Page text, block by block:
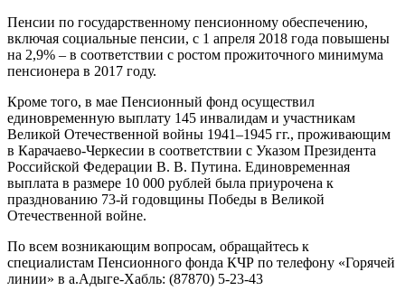
Пенсии по государственному пенсионному обеспечению,
включая социальные пенсии, с 1 апреля 2018 года повышены
на 2,9% – в соответствии с ростом прожиточного минимума
пенсионера в 2017 году.
Кроме того, в мае Пенсионный фонд осуществил
единовременную выплату 145 инвалидам и участникам
Великой Отечественной войны 1941–1945 гг., проживающим
в Карачаево-Черкесии в соответствии с Указом Президента
Российской Федерации В. В. Путина. Единовременная
выплата в размере 10 000 рублей была приурочена к
празднованию 73-й годовщины Победы в Великой
Отечественной войне.
По всем возникающим вопросам, обращайтесь к
специалистам Пенсионного фонда КЧР по телефону «Горячей
линии» в а.Адыге-Хабль: (87870) 5-23-43